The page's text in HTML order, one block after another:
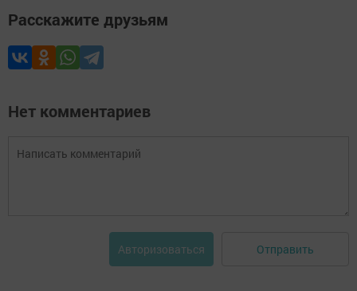
Расскажите друзьям
Нет комментариев
Авторизоваться Отправить